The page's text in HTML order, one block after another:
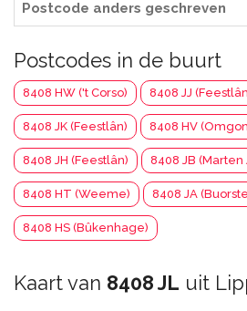
Postcode anders geschreven
Postcodes in de buurt
8408 HW ('t Corso) 8408 JJ
8408 JK (Feestlân) 8408 HV
8408 JH (Feestlân) 8408 JB (Marten
8408 HT (Weeme) 8408 JA
8408 HS (Bûkenhage)
Kaart van 8408 JL uit